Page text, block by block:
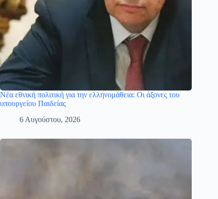
Νέα εθνική πολιτική για την ελληνομάθεια: Οι άξονες του
υπουργείου Παιδείας
6 Αυγούστου, 2026